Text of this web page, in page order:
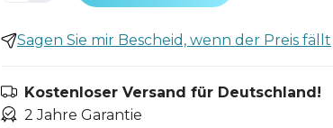
Sagen Sie mir Bescheid, wenn der Preis fällt
Kostenloser Versand für Deutschland!
2 Jahre Garantie